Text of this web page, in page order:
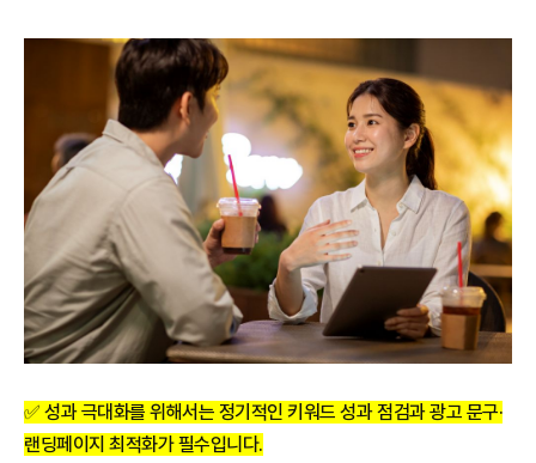
✅ 성과 극대화를 위해서는 정기적인 키워드 성과 점검과 광고 문구·
랜딩페이지 최적화가 필수입니다.